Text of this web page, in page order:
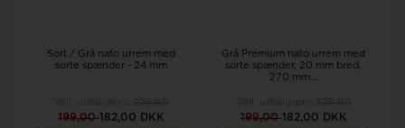
Sort / Grå nato urrem med
sorte spænder - 24 mm
199,00182,00 DKK
Grå Premium nato urrem med
sorte spænder, 20 mm bred,
270 mm...
199,00182,00 DKK